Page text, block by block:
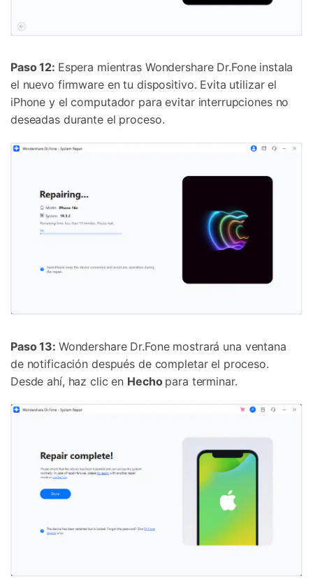
Paso 12: Espera mientras Wondershare Dr.Fone instala
el nuevo firmware en tu dispositivo. Evita utilizar el
iPhone y el computador para evitar interrupciones no
deseadas durante el proceso.
Paso 13: Wondershare Dr.Fone mostrará una ventana
de notificación después de completar el proceso.
Desde ahí, haz clic en Hecho para terminar.